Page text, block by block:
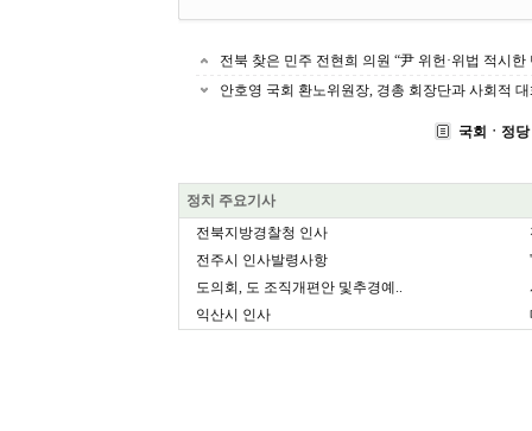
전북 찾은 민주 전현희 의원 “尹 위헌·위법 적시
안호영 국회 환노위원장, 경총 회장단과 사회적
국회ㆍ정당
정치 주요기사
전북지방경찰청 인사
전주시 인사발령사항
도의회, 도 조직개편안 및추경예..
익산시 인사